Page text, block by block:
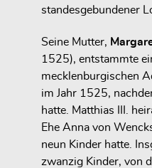
standesgebundener
Seine Mutter,
1525), entstammte
mecklenburgischen
im Jahr 1525,
hatte. Matthias III.
Ehe Anna von
neun Kinder hatte.
zwanzig Kinder, von